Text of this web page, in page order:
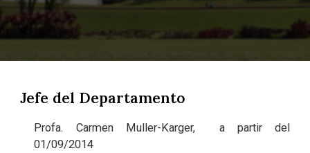
Jefe del Departamento
Profa. Carmen Muller-Karger, a partir del
01/09/2014